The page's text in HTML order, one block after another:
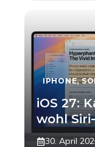
IPHONE,
iOS 27:
wohl
30. April